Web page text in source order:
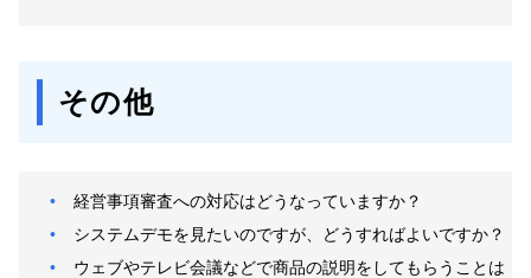
その他
経営事項審査への対応はどうなっていますか？
システムデモを見たいのですが、どうすればよいですか？
ウェブやテレビ会議などで商品の説明をしてもらうことは